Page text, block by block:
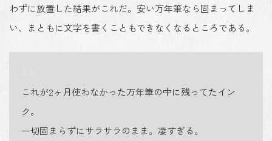
わずに放置した結果がこれだ。安い万年筆なら固まってしま
い、まともに文字を書くこともできなくなるところである。
これが2ヶ月使わなかった万年筆の中に残ってたイン
ク。
一切固まらずにサラサラのまま。凄すぎる。